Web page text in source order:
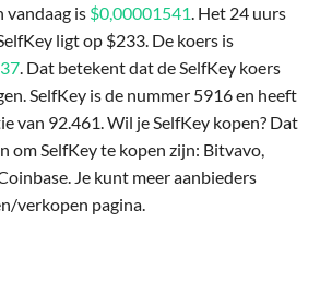
vandaag is $0,00001541. Het 24 uurs
ligt op $233. De koers is
. Dat betekent dat de SelfKey koers
SelfKey is de nummer 5916 en heeft
van 92.461. Wil je SelfKey kopen? Dat
om SelfKey te kopen zijn: Bitvavo,
Je kunt meer aanbieders
verkopen pagina.